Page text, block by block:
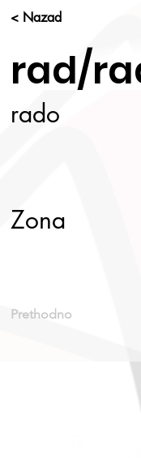
< Nazad
rad/
rado
Zona
Prethodno